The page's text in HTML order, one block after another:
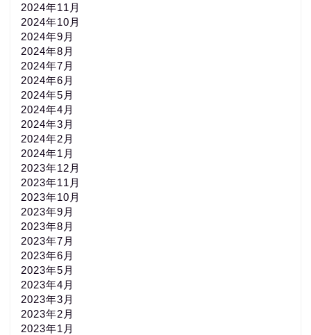
2024年11月
2024年10月
2024年9月
2024年8月
2024年7月
2024年6月
2024年5月
2024年4月
2024年3月
2024年2月
2024年1月
2023年12月
2023年11月
2023年10月
2023年9月
2023年8月
2023年7月
2023年6月
2023年5月
2023年4月
2023年3月
2023年2月
2023年1月